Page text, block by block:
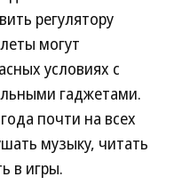
регулятору
могут
условиях с
гаджетами.
почти на всех
музыку, читать
в игры.